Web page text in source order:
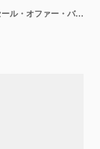
現代のブラックフライデー・クレイジー・セール・オファー・バナーとコミック・エクスプレッション・ベクトル